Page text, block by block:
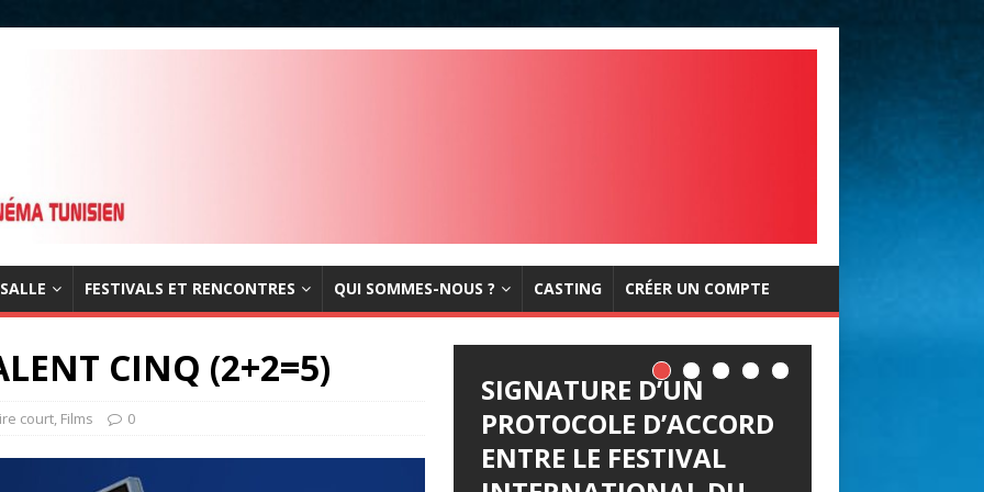
FESTIVALS ET RENCONTRES QUI SOMMES-NOUS ? CASTING CRÉER UN COMPTE
CINQ (2+2=5)
court, Films 0
SIGNATURE D’UN
PROTOCOLE D’ACCORD
ENTRE LE FESTIVAL